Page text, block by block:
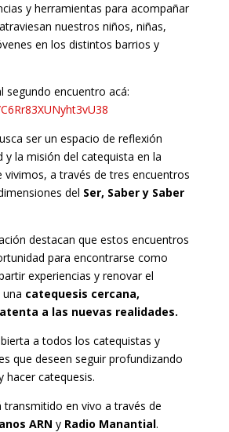
y herramientas para acompañar
nuestros niños, niñas,
en los distintos barrios y
segundo encuentro acá:
ser un espacio de reflexión
y la misión del catequista en la
vivimos, a través de tres encuentros
del Ser, Saber y Saber
destacan que estos encuentros
para encontrarse como
experiencias y renovar el
catequesis cercana,
a las nuevas realidades.
a todos los catequistas y
que deseen seguir profundizando
hacer catequesis.
transmitido en vivo a través de
ARN y Radio Manantial.